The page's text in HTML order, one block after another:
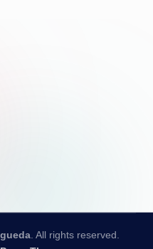
. All rights reserved.